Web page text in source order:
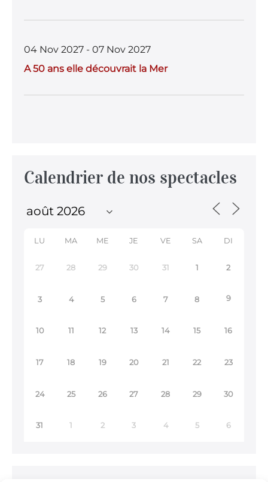
04 Nov 2027 - 07 Nov 2027
A 50 ans elle découvrait la Mer
Calendrier de nos spectacles
LU MA ME JE VE SA DI
27 28 29 30 31 1 2
3 4 5 6 7 8 9
10 11 12 13 14 15 16
17 18 19 20 21 22 23
24 25 26 27 28 29 30
31 1 2 3 4 5 6